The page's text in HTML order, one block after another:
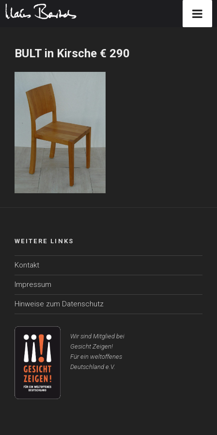
springenBULT in Kirsche € 290
WEITERE LINKS
Kontakt
Impressum
Hinweise zum Datenschutz
Wir sind Mitglied bei
Gesicht Zeigen!
Für ein weltoffenes
Deutschland e.V.